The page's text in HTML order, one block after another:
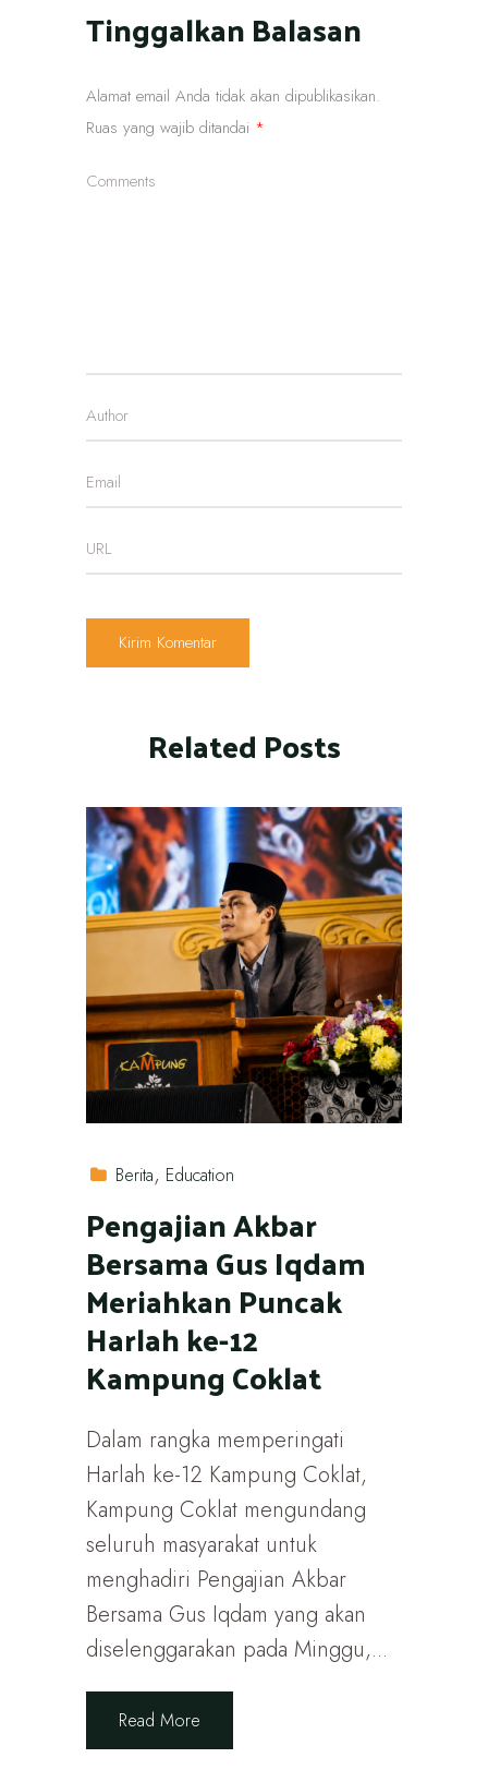
Tinggalkan Balasan
Alamat email Anda tidak akan dipublikasikan.
Ruas yang wajib ditandai *
Related Posts
Berita Education
Pengajian Akbar
Bersama Gus Iqdam
Meriahkan Puncak
Harlah ke-12
Kampung Coklat
Dalam rangka memperingati
Harlah ke-12 Kampung Coklat,
Kampung Coklat mengundang
seluruh masyarakat untuk
menghadiri Pengajian Akbar
Bersama Gus Iqdam yang akan
diselenggarakan pada Minggu,...
Read More